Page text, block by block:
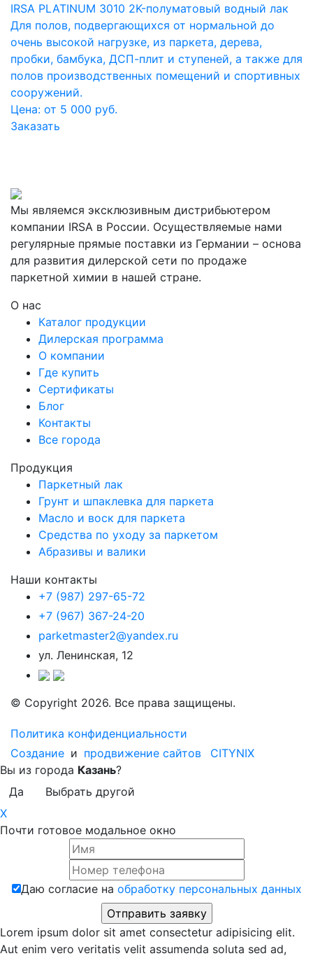
IRSA PLATINUM 3010 2K-полуматовый водный лак
Для полов, подвергающихся от нормальной до
очень высокой нагрузке, из паркета, дерева,
пробки, бамбука, ДСП-плит и ступеней, а также для
полов производственных помещений и спортивных
сооружений.
Цена: от 5 000 руб.
Заказать
Мы являемся эксклюзивным дистрибьютером
компании IRSA в России. Осуществляемые нами
регулярные прямые поставки из Германии – основа
для развития дилерской сети по продаже
паркетной химии в нашей стране.
О нас
Каталог продукции
Дилерская программа
О компании
Где купить
Сертификаты
Блог
Контакты
Все города
Продукция
Паркетный лак
Грунт и шпаклевка для паркета
Масло и воск для паркета
Средства по уходу за паркетом
Абразивы и валики
Наши контакты
+7 (987) 297-65-72
+7 (967) 367-24-20
parketmaster2@yandex.ru
ул. Ленинская, 12
© Copyright 2026. Все права защищены.
Политика конфиденциальности
Создание и продвижение сайтов
CITYNIX
Вы из города Казань?
Да
Выбрать другой
X
Почти готовое модальное окно
Даю согласие на обработку персональных данных
Lorem ipsum dolor sit amet consectetur adipisicing elit.
Aut enim vero veritatis velit assumenda soluta sed ad,